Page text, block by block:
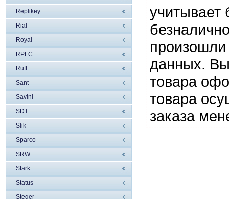
Replikey
Rial
Royal
RPLC
Ruff
Sant
Savini
SDT
Slik
Sparco
SRW
Stark
Status
Steger
учитывает
данных. Вы
товара
товара
заказа